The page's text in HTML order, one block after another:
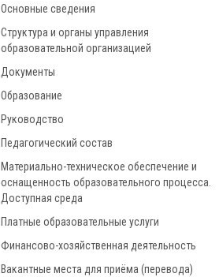
Основные сведения
Структура и органы управления
образовательной организацией
Документы
Образование
Руководство
Педагогический состав
Материально-техническое обеспечение и
оснащенность образовательного процесса.
Доступная среда
Платные образовательные услуги
Финансово-хозяйственная деятельность
Вакантные места для приёма (перевода)